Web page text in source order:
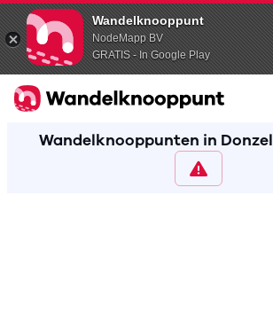
Wandelknooppunt
NodeMapp BV
GRATIS - In Google Play
Wandelknooppunten in